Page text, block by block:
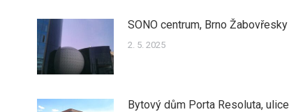
SONO centrum, Brno Žabovřesky
2. 5. 2025
Bytový dům Porta Resoluta, ulice